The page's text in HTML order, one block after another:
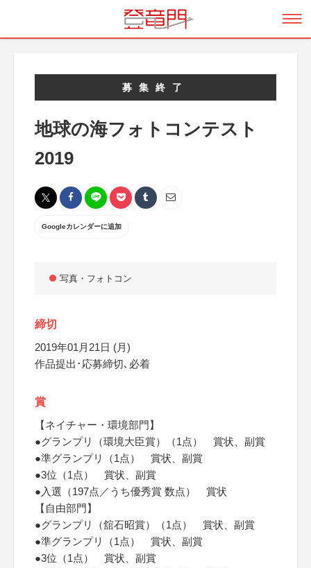
募集終了
地球の海フォトコンテスト
2019
Googleカレンダーに追加
写真・フォトコン
締切
2019年01月21日 (月)
作品提出･応募締切､必着
賞
【ネイチャー・環境部門】
●グランプリ（環境大臣賞）（1点） 賞状、副賞
●準グランプリ（1点） 賞状、副賞
●3位（1点） 賞状、副賞
●入選（197点／うち優秀賞 数点） 賞状
【自由部門】
●グランプリ（舘石昭賞）（1点） 賞状、副賞
●準グランプリ（1点） 賞状、副賞
●3位（1点） 賞状、副賞